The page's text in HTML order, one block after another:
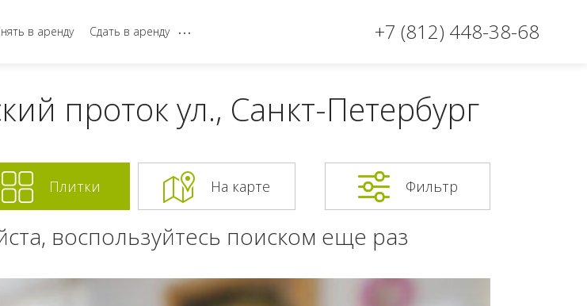
в аренду Сдать в аренду ... +7 (812) 448-38-68
проток ул., Санкт-Петербург
Плитки На карте Фильтр
воспользуйтесь поиском еще раз